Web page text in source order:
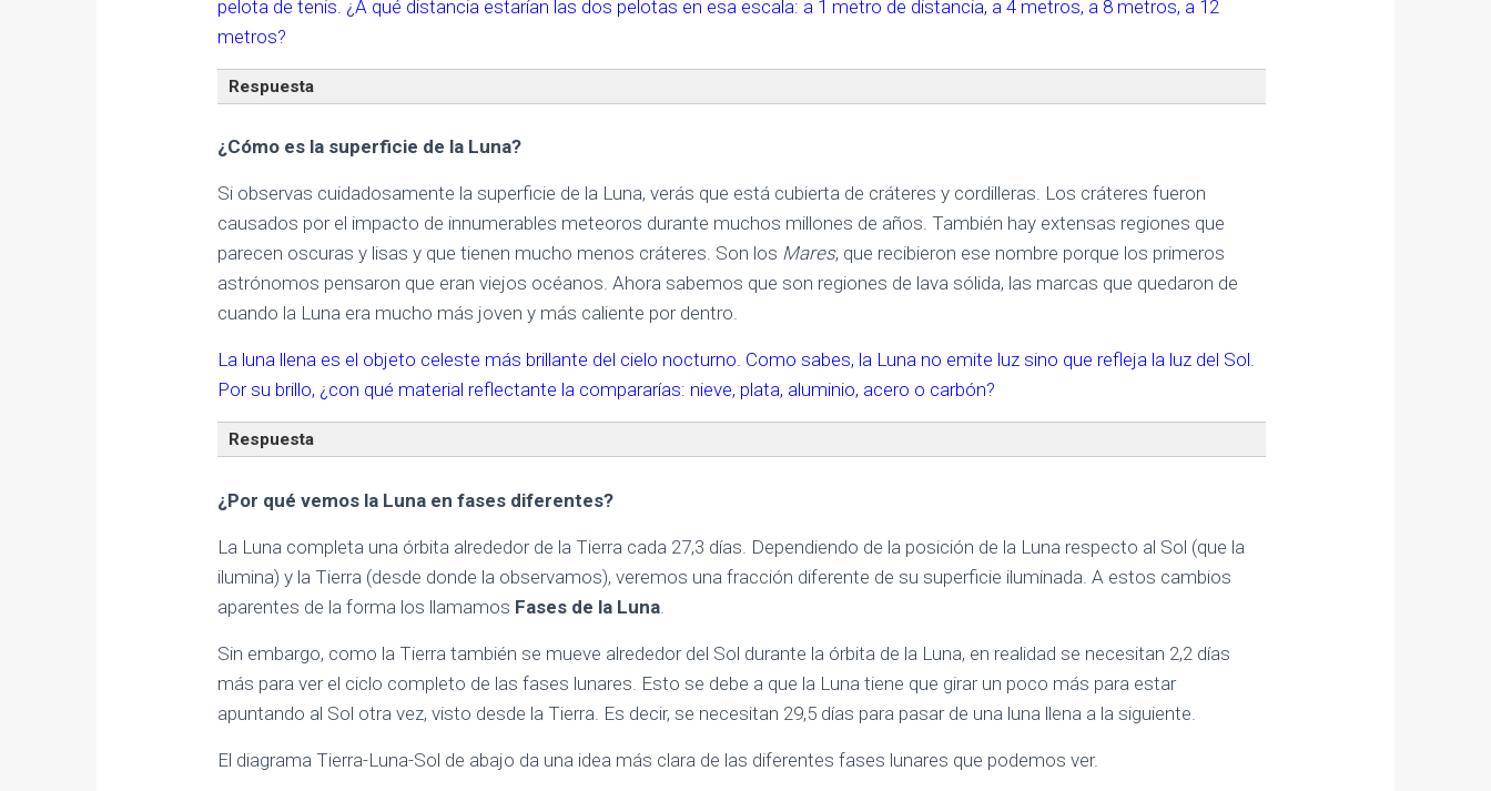
pelota de tenis. ¿A qué distancia estarían las dos pelotas en esa escala: a 1 metro de distancia, a 4 metros, a 8 metros, a 12
metros?
Respuesta
¿Cómo es la superficie de la Luna?
Si observas cuidadosamente la superficie de la Luna, verás que está cubierta de cráteres y cordilleras. Los cráteres fueron
causados por el impacto de innumerables meteoros durante muchos millones de años. También hay extensas regiones que
parecen oscuras y lisas y que tienen mucho menos cráteres. Son los Mares, que recibieron ese nombre porque los primeros
astrónomos pensaron que eran viejos océanos. Ahora sabemos que son regiones de lava sólida, las marcas que quedaron de
cuando la Luna era mucho más joven y más caliente por dentro.
La luna llena es el objeto celeste más brillante del cielo nocturno. Como sabes, la Luna no emite luz sino que refleja la luz del Sol.
Por su brillo, ¿con qué material reflectante la compararías: nieve, plata, aluminio, acero o carbón?
Respuesta
¿Por qué vemos la Luna en fases diferentes?
La Luna completa una órbita alrededor de la Tierra cada 27,3 días. Dependiendo de la posición de la Luna respecto al Sol (que la
ilumina) y la Tierra (desde donde la observamos), veremos una fracción diferente de su superficie iluminada. A estos cambios
aparentes de la forma los llamamos Fases de la Luna.
Sin embargo, como la Tierra también se mueve alrededor del Sol durante la órbita de la Luna, en realidad se necesitan 2,2 días
más para ver el ciclo completo de las fases lunares. Esto se debe a que la Luna tiene que girar un poco más para estar
apuntando al Sol otra vez, visto desde la Tierra. Es decir, se necesitan 29,5 días para pasar de una luna llena a la siguiente.
El diagrama Tierra-Luna-Sol de abajo da una idea más clara de las diferentes fases lunares que podemos ver.